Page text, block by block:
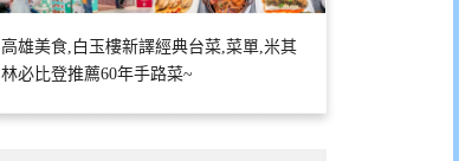
高雄美食,白玉樓新譯經典台菜,菜單,米其
林必比登推薦60年手路菜~